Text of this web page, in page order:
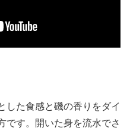
した食感と磯の香りをダイ
です。開いた身を流水でさ